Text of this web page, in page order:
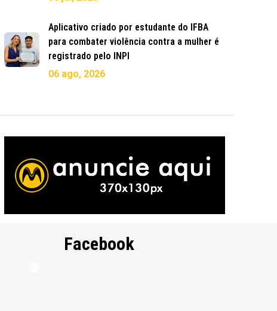
Aplicativo criado por estudante do IFBA
para combater violência contra a mulher é
registrado pelo INPI
06 ago, 2026
Facebook